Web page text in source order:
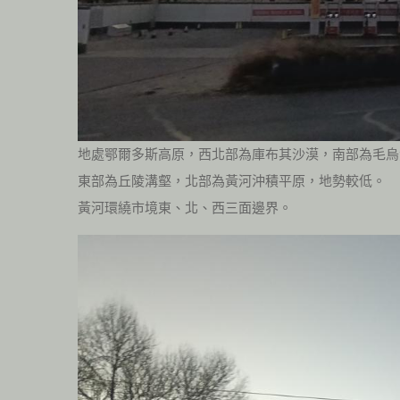
地處鄂爾多斯高原，西北部為庫布其沙漠，南部為毛
東部為丘陵溝壑，北部為黃河沖積平原，地勢較低。
黃河環繞市境東、北、西三面邊界。